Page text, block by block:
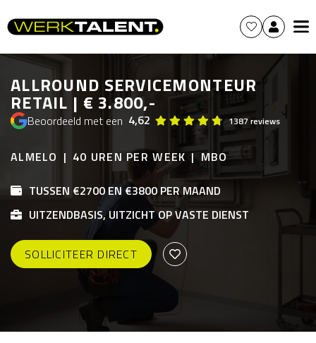
ALLROUND SERVICEMONTEUR
RETAIL | € 3.800,-
Beoordeeld met een 4,62 1387 reviews
ALMELO 40 UREN PER WEEK
MBO
TUSSEN €2700 EN €3800 PER MAAND
UITZENDBASIS, UITZICHT OP VASTE DIENST
SOLLICITEER DIRECT